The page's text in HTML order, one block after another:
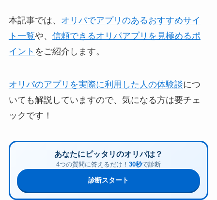
本記事では、 オリパでアプリのあるおすすめサイ
ト一覧や、 信頼できるオリパアプリを見極めるポ
イント をご紹介します。
オリパのアプリを実際に利用した人の体験談につ
いても解説していますので、気になる方は要チェ
ックです！
あなたにピッタリのオリパは？
4つの質問に答えるだけ！ 30秒で診断
診断スタート